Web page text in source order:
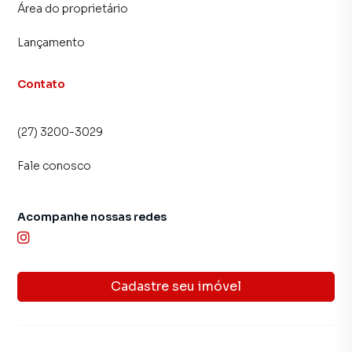
Área do proprietário
Lançamento
Contato
(27) 3200-3029
Fale conosco
Cadastre seu imóvel
Acompanhe nossas redes